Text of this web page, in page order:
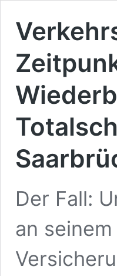
Der Fall:
an